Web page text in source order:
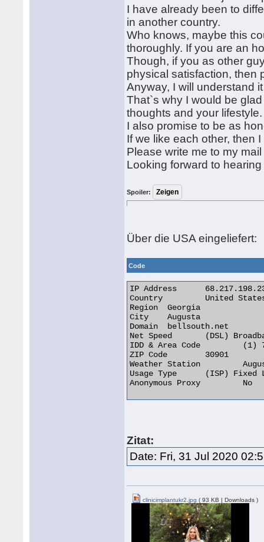
I have already been to
in another country.
Who knows, maybe this
thoroughly. If you are an
Though, if you as other
physical satisfaction, then
Anyway, I will understand
That`s why I would be
thoughts and your lifestyle.
I also promise to be as
If we like each other, then
Please write me to my
Looking forward to
Spoiler:
Über die USA eingeliefert:
Code
IP Address 	68.217.198.232
Country 	United States of America [US]
Region 	Georgia
City 	Augusta
Domain 	bellsouth.net
Net Speed 	(DSL) Broadband/Cable/Fiber/Mobile
IDD & Area Code 	(1) 706
ZIP Code 	30901
Weather Station 	Augusta (USGA0032)
Usage Type 	(ISP) Fixed Line ISP
Anonymous Proxy 	No
Zitat:
Date: Fri, 31 Jul 2020
clinicimplantukr2.jpg ( 93 KB | Downloads )